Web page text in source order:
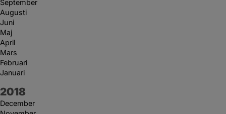
September
Augusti
Juni
Maj
April
Mars
Februari
Januari
År:
2018
December